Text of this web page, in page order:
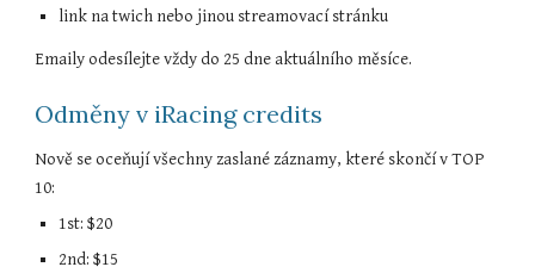
link na twich nebo jinou streamovací stránku
Emaily odesílejte vždy do 25 dne aktuálního měsíce.
Odměny v iRacing credits
Nově se oceňují všechny zaslané záznamy, které skončí v TOP
10:
1st: $20
2nd: $15